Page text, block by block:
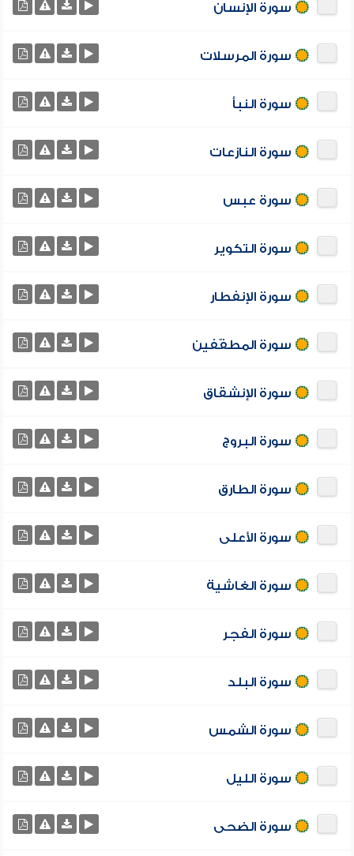
سورة الإنسان
سورة المرسلات
سورة النبأ
سورة النازعات
سورة عبس
سورة التكوير
سورة الإنفطار
سورة المطفّفين
سورة الإنشقاق
سورة البروج
سورة الطارق
سورة الأعلى
سورة الغاشية
سورة الفجر
سورة البلد
سورة الشمس
سورة الليل
سورة الضحى